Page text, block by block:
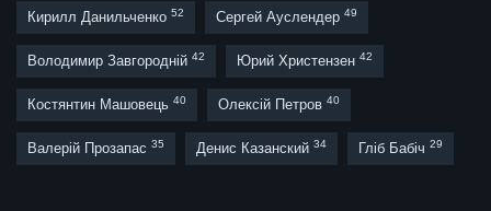
Кирилл Данильченко 52 Сергей Ауслендер 49
Володимир Завгородній 42 Юрий Христензен 42
Костянтин Машовець 40 Олексій Петров 40
Валерій Прозапас 35 Денис Казанский 34 Гліб Бабіч 29